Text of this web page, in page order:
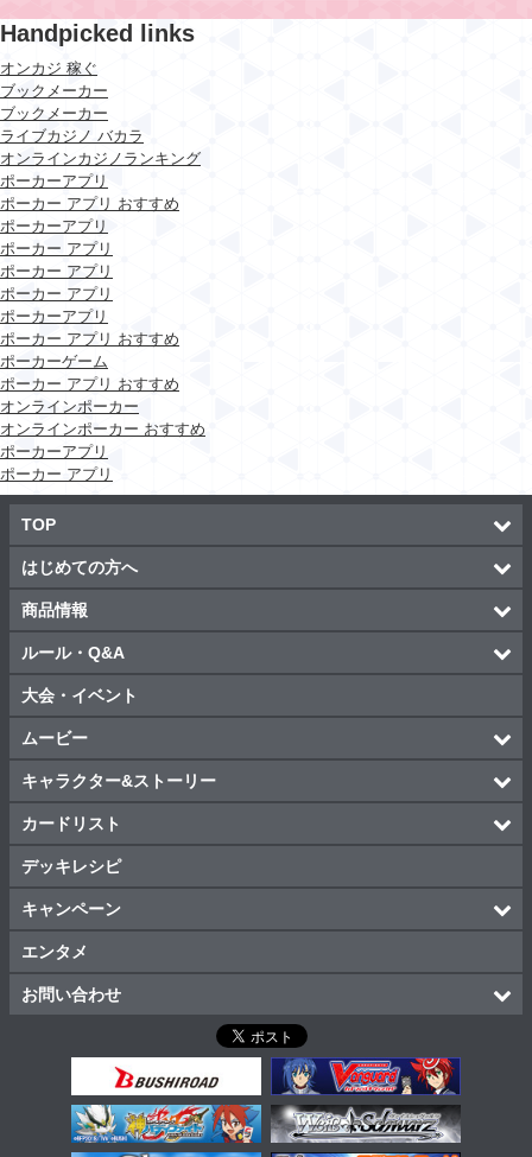
Handpicked links
オンカジ 稼ぐ
ブックメーカー
ブックメーカー
ライブカジノ バカラ
オンラインカジノランキング
ポーカーアプリ
ポーカー アプリ おすすめ
ポーカーアプリ
ポーカー アプリ
ポーカー アプリ
ポーカー アプリ
ポーカーアプリ
ポーカー アプリ おすすめ
ポーカーゲーム
ポーカー アプリ おすすめ
オンラインポーカー
オンラインポーカー おすすめ
ポーカーアプリ
ポーカー アプリ
TOP
はじめての方へ
商品情報
ルール・Q&A
大会・イベント
ムービー
キャラクター&ストーリー
カードリスト
デッキレシピ
キャンペーン
エンタメ
お問い合わせ